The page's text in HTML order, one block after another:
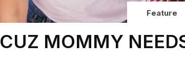
Feature
CUZ MOMMY